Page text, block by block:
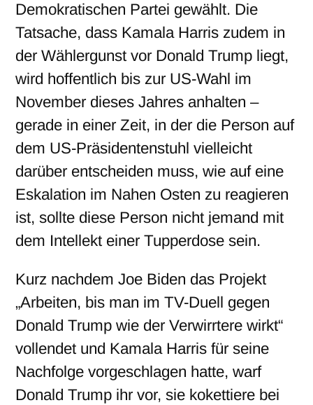
Demokratischen Partei gewählt. Die
Tatsache, dass Kamala Harris zudem in
der Wählergunst vor DonaldTrump liegt,
wird hoffentlich bis zur US-Wahl im
November dieses Jahres anhalten –
gerade in einer Zeit, in der die Person auf
dem US-Präsidentenstuhl vielleicht
darüber entscheiden muss, wie auf eine
Eskalation im Nahen Osten zu reagieren
ist, sollte diese Person nicht jemand mit
dem Intellekt einer Tupperdose sein.
Kurz nachdem Joe Biden das Projekt
„Arbeiten, bis man im TV-Duell gegen
Donald Trump wie der Verwirrtere wirkt“
vollendet und Kamala Harris für seine
Nachfolge vorgeschlagen hatte, warf
Donald Trump ihr vor, sie kokettiere bei